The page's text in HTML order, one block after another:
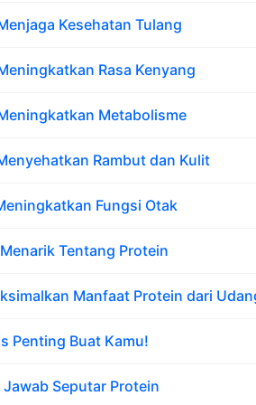
Kesehatan Tulang
Rasa Kenyang
Metabolisme
Rambut dan Kulit
Fungsi Otak
Tentang Protein
Manfaat Protein dari
Penting Buat Kamu!
Jawab Seputar Protein